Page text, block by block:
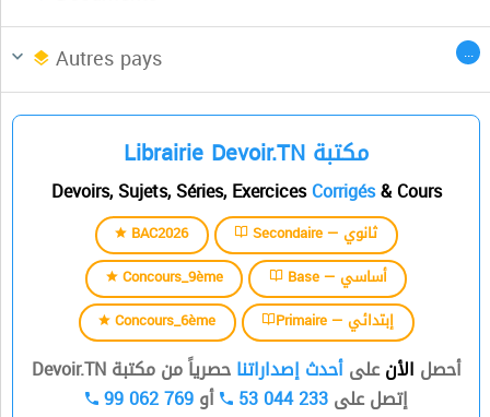
السنة الثانية
السنة الثالثة
السنة الرابعة
السنة الخامسة
السنة السادسة
Autres pays ...
Afrique du Nord
Librairie Devoir.TN مكتبة
Devoirs, Sujets, Séries, ExercicesCorrigés& Cours
BAC2026
Secondaire — ثانوي
Concours_9ème
Base — أساسي
Concours_6ème
Primaire — إبتدائي
أحصل الأنعلىأحدث إصداراتناحصرياً من مكتبة Devoir.TN
إتصل على53 044 233 أو99 062 769